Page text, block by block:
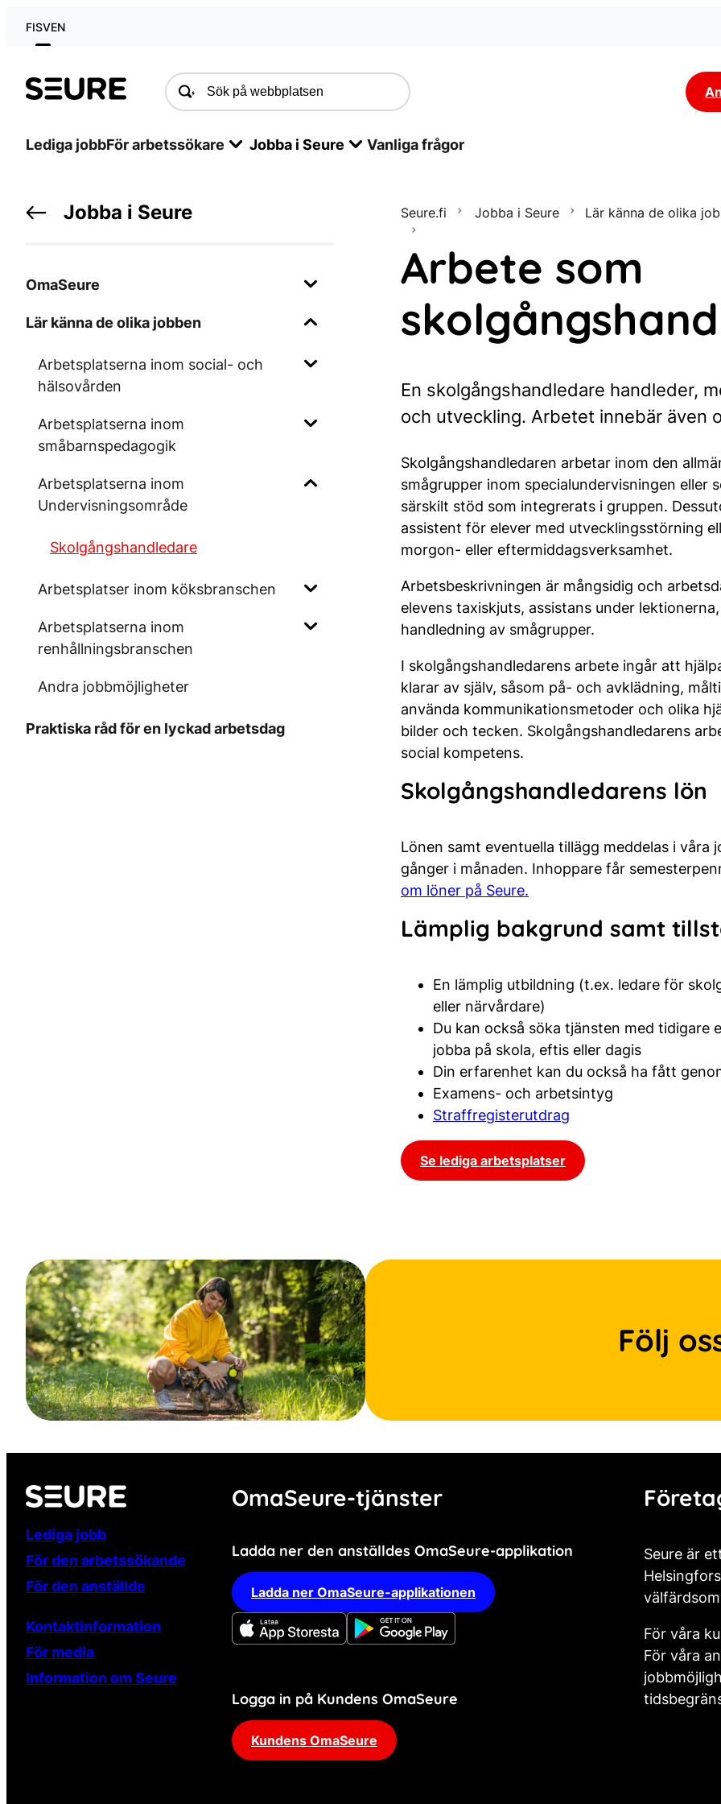
FISVEN
Seure
Lediga jobbFör arbetssökare Jobba i Seure Vanliga frågor
Jobba i Seure
OmaSeure
Lär känna de olika jobben
Arbetsplatserna inom social- och
hälsovården
Arbetsplatserna inom
småbarnspedagogik
Arbetsplatserna inom
Undervisningsområde
Skolgångshandledare
Arbetsplatser inom köksbranschen
Arbetsplatserna inom
renhållningsbranschen
Andra jobbmöjligheter
Praktiska råd för en lyckad arbetsdag
Seure.fi Jobba i Seure Lär känna de olika
Arbete som
En skolgångshandledare handleder,
och utveckling. Arbetet innebär även
Skolgångshandledaren arbetar inom den
smågrupper inom specialundervisningen eller
särskilt stöd som integrerats i gruppen.
assistent för elever med utvecklingsstörning
morgon- eller eftermiddagsverksamhet.
Arbetsbeskrivningen är mångsidig och
elevens taxiskjuts, assistans under
handledning av smågrupper.
I skolgångshandledarens arbete ingår att
klarar av själv, såsom på- och avklädning,
använda kommunikationsmetoder och olika
bilder och tecken. Skolgångshandledarens
social kompetens.
Skolgångshandledarens lön
Lönen samt eventuella tillägg meddelas i
gånger i månaden. Inhoppare får
om löner på Seure.
Lämplig bakgrund samt
En lämplig utbildning (t.ex. ledare för
eller närvårdare)
Du kan också söka tjänsten med
jobba på skola, eftis eller dagis
Din erfarenhet kan du också ha fått
Examens- och arbetsintyg
Straffregisterutdrag
Se lediga arbetsplatser
Följ
Lediga jobb
För den arbetssökande
För den anställde
Kontaktinformation
För media
Information om Seure
OmaSeure-tjänster
Ladda ner den anställdes OmaSeure-applikation
Ladda ner OmaSeure-applikationen
Logga in på Kundens OmaSeure
Kundens OmaSeure
Seure är
För våra
För våra